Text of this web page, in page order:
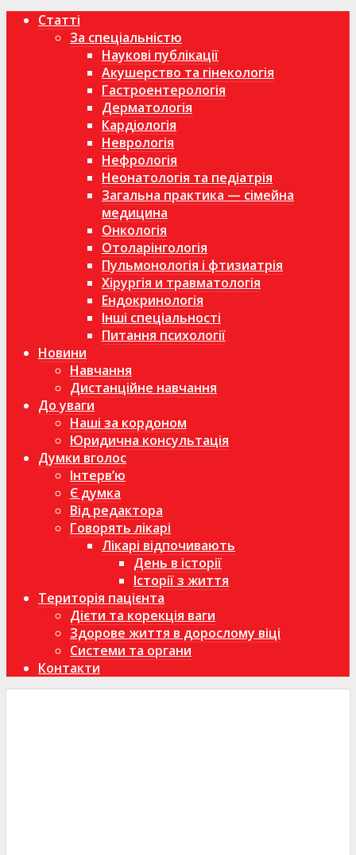
Статті
За спеціальністю
Наукові публікації
Акушерство та гінекологія
Гастроентерологія
Дерматологія
Кардіологія
Неврологія
Нефрологія
Неонатологія та педіатрія
Загальна практика — сімейна
медицина
Онкологія
Отоларінгологія
Пульмонологія і фтизиатрія
Хірургія и травматологія
Ендокринологія
Інші спеціальності
Питання психології
Новини
Навчання
Дистанційне навчання
До уваги
Наші за кордоном
Юридична консультація
Думки вголос
Інтерв’ю
Є думка
Від редактора
Говорять лікарі
Лікарі відпочивають
День в історії
Історії з життя
Територія пацієнта
Дієти та корекція ваги
Здорове життя в дорослому віці
Системи та органи
Контакти